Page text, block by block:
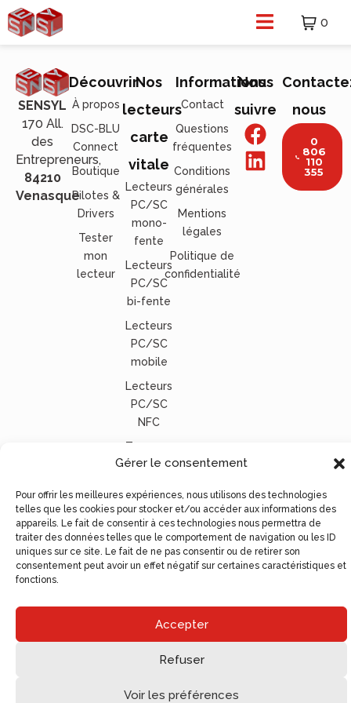
Gérer le consentement
Pour offrir les meilleures expériences, nous utilisons des technologies
telles que les cookies pour stocker et/ou accéder aux informations des
appareils. Le fait de consentir à ces technologies nous permettra de
traiter des données telles que le comportement de navigation ou les ID
uniques sur ce site. Le fait de ne pas consentir ou de retirer son
consentement peut avoir un effet négatif sur certaines caractéristiques et
fonctions.
Accepter
Refuser
Voir les préférences
0
SENSYL
170 All.
des
Entrepreneurs,
84210
Venasque
Découvrir
À propos
DSC-BLU
Connect
Boutique
Pilotes &
Drivers
Tester
mon
lecteur
Nos
lecteurs
carte
vitale
Lecteurs
PC/SC
mono-
fente
Lecteurs
PC/SC
bi-fente
Lecteurs
PC/SC
mobile
Lecteurs
PC/SC
NFC
Tous nos
lecteurs
vitale
Informations
Contact
Questions
fréquentes
Conditions
générales
Mentions
légales
Politique de
confidentialité
Nous
suivre
nous
0
806
110
355
© Ugocom Paris – Avignon Création Site Internet –
Agence de Communication